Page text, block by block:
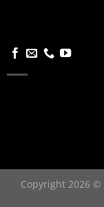
Copyright 2026 ©